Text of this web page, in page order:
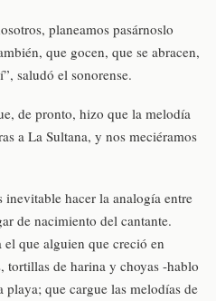
planeamos pasárnoslo
que gocen, que se abracen,
saludó el sonorense.
de pronto, hizo que la melodía
a La Sultana, y nos meciéramos
inevitable hacer la analogía entre
de nacimiento del cantante.
que alguien que creció en
de harina y choyas -hablo
playa; que cargue las melodías de